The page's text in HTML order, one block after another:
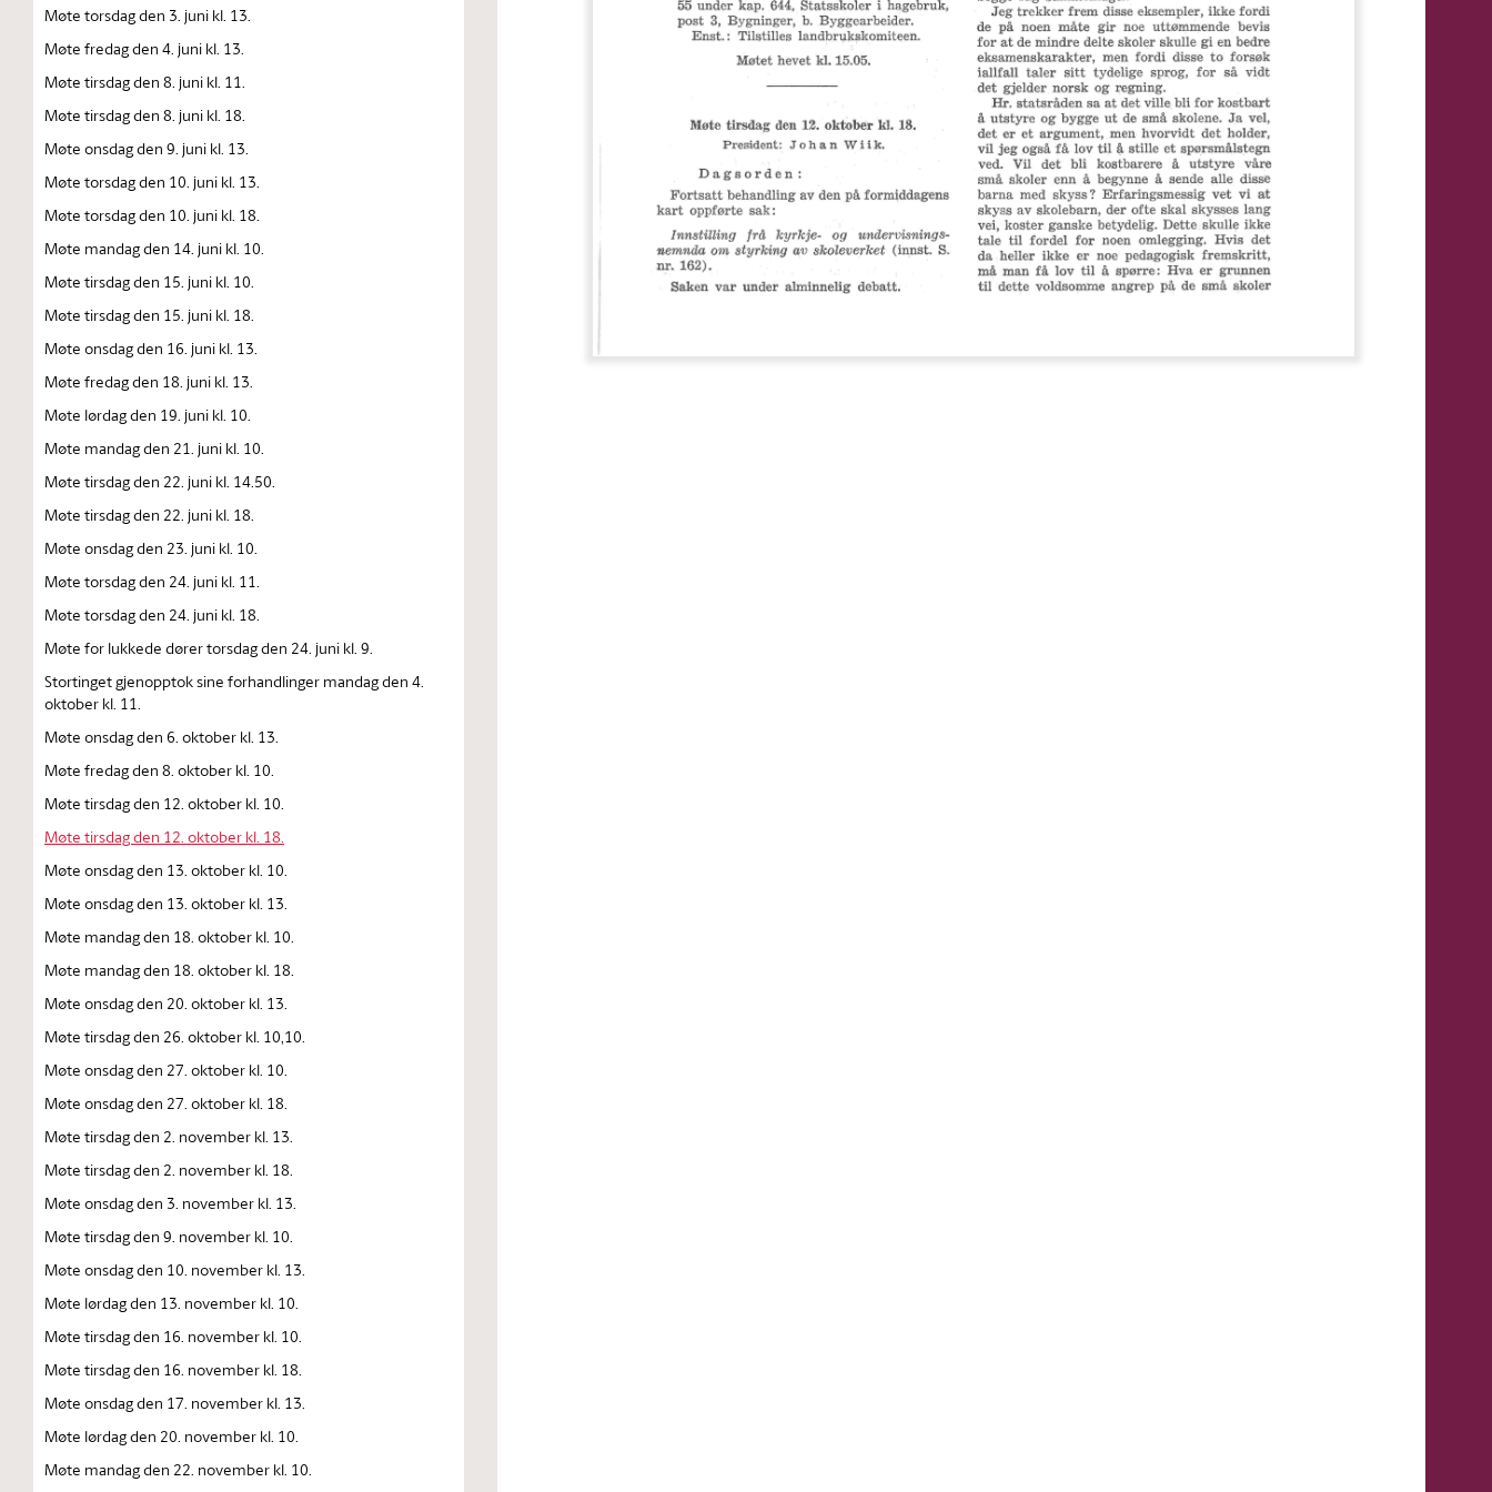
Møte torsdag den 3. juni kl. 13.
Møte fredag den 4. juni kl. 13.
Møte tirsdag den 8. juni kl. 11.
Møte tirsdag den 8. juni kl. 18.
Møte onsdag den 9. juni kl. 13.
Møte torsdag den 10. juni kl. 13.
Møte torsdag den 10. juni kl. 18.
Møte mandag den 14. juni kl. 10.
Møte tirsdag den 15. juni kl. 10.
Møte tirsdag den 15. juni kl. 18.
Møte onsdag den 16. juni kl. 13.
Møte fredag den 18. juni kl. 13.
Møte lørdag den 19. juni kl. 10.
Møte mandag den 21. juni kl. 10.
Møte tirsdag den 22. juni kl. 14.50.
Møte tirsdag den 22. juni kl. 18.
Møte onsdag den 23. juni kl. 10.
Møte torsdag den 24. juni kl. 11.
Møte torsdag den 24. juni kl. 18.
Møte for lukkede dører torsdag den 24. juni kl. 9.
Stortinget gjenopptok sine forhandlinger mandag den 4.
oktober kl. 11.
Møte onsdag den 6. oktober kl. 13.
Møte fredag den 8. oktober kl. 10.
Møte tirsdag den 12. oktober kl. 10.
Møte tirsdag den 12. oktober kl. 18.
Møte onsdag den 13. oktober kl. 10.
Møte onsdag den 13. oktober kl. 13.
Møte mandag den 18. oktober kl. 10.
Møte mandag den 18. oktober kl. 18.
Møte onsdag den 20. oktober kl. 13.
Møte tirsdag den 26. oktober kl. 10,10.
Møte onsdag den 27. oktober kl. 10.
Møte onsdag den 27. oktober kl. 18.
Møte tirsdag den 2. november kl. 13.
Møte tirsdag den 2. november kl. 18.
Møte onsdag den 3. november kl. 13.
Møte tirsdag den 9. november kl. 10.
Møte onsdag den 10. november kl. 13.
Møte lørdag den 13. november kl. 10.
Møte tirsdag den 16. november kl. 10.
Møte tirsdag den 16. november kl. 18.
Møte onsdag den 17. november kl. 13.
Møte lørdag den 20. november kl. 10.
Møte mandag den 22. november kl. 10.